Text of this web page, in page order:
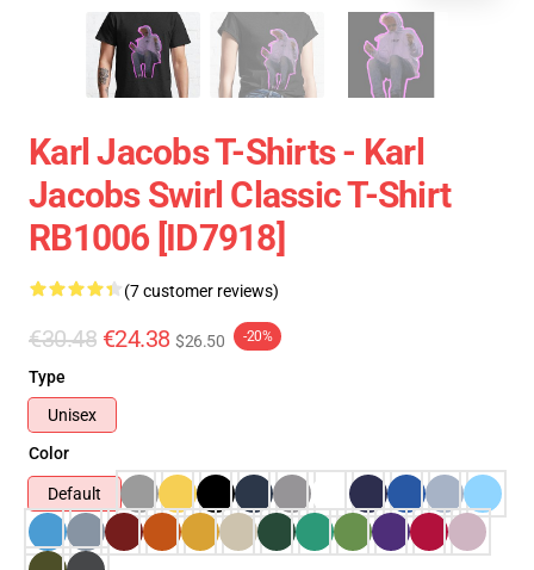
Karl Jacobs T-Shirts - Karl
Jacobs Swirl Classic T-Shirt
RB1006 [ID7918]
(7 customer reviews)
€30.48 €24.38 $26.50 -20%
Type
Unisex
Color
Default